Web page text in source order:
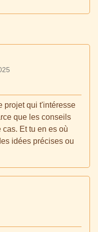
projet qui t'intéresse
que les conseils
Et tu en es où
idées précises ou